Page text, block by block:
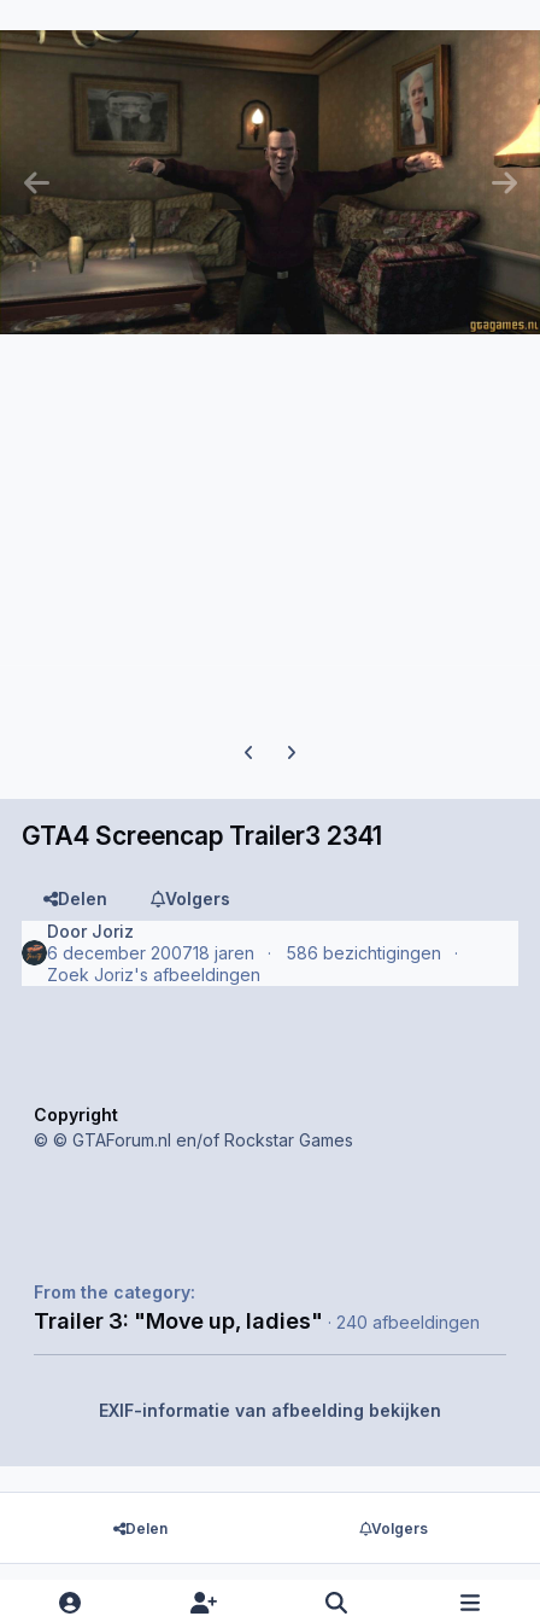
Previous carousel slide
Next carousel slide
GTA4 Screencap Trailer3 2341
Delen
Volgers
Door Joriz
6 december 200718 jaren
586 bezichtigingen
Zoek Joriz's afbeeldingen
Copyright
© © GTAForum.nl en/of Rockstar Games
From the category:
Trailer 3: "Move up, ladies" · 240 afbeeldingen
EXIF-informatie van afbeelding bekijken
Delen Volgers